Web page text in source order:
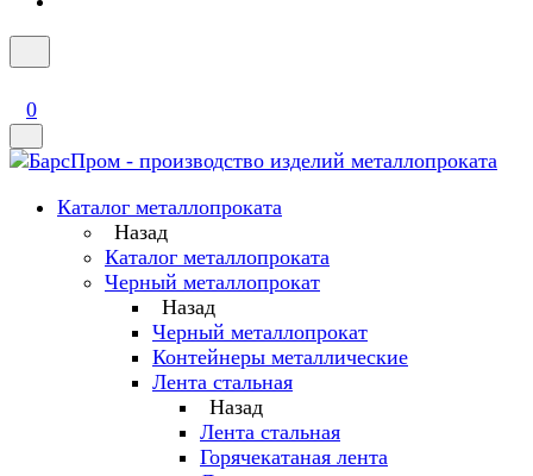
0
Каталог металлопроката
Назад
Каталог металлопроката
Черный металлопрокат
Назад
Черный металлопрокат
Контейнеры металлические
Лента стальная
Назад
Лента стальная
Горячекатаная лента